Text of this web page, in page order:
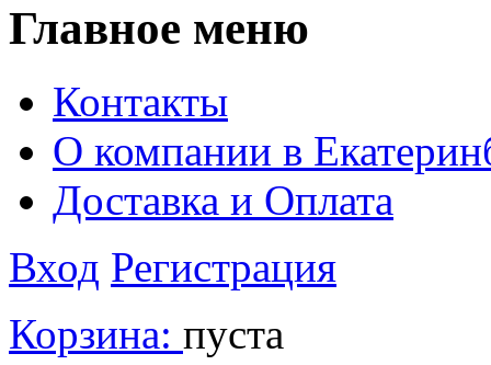
Главное меню
Контакты
О компании в
Доставка и Оплата
Вход Регистрация
Корзина: пуста